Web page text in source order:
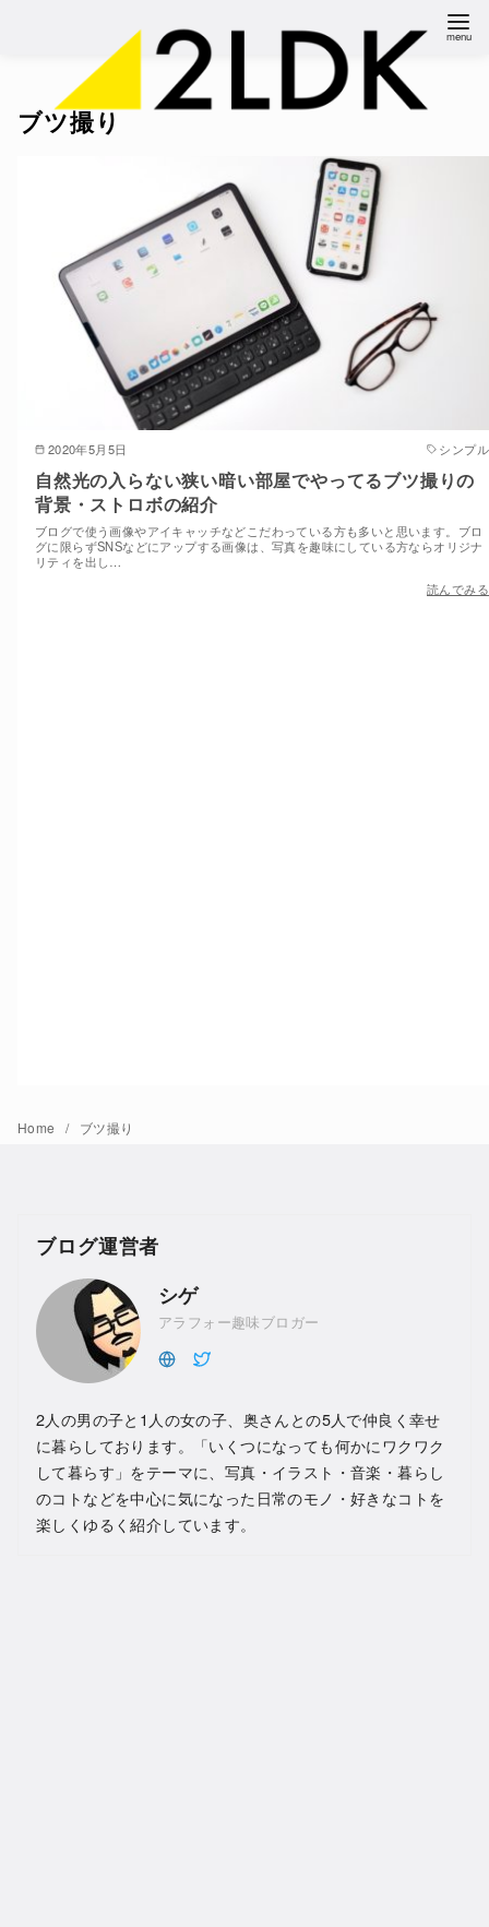
ブツ撮り
2020年5月5日 シンプル
自然光の入らない狭い暗い部屋でやってるブツ撮りの
背景・ストロボの紹介
ブログで使う画像やアイキャッチなどこだわっている方も多いと思います。ブロ
グに限らずSNSなどにアップする画像は、写真を趣味にしている方ならオリジナ
リティを出し…
読んでみる
Home ブツ撮り
ブログ運営者
シゲ
アラフォー趣味ブロガー
2人の男の子と1人の女の子、奥さんとの5人で仲良く幸せ
に暮らしております。「いくつになっても何かにワクワク
して暮らす」をテーマに、写真・イラスト・音楽・暮らし
のコトなどを中心に気になった日常のモノ・好きなコトを
楽しくゆるく紹介しています。